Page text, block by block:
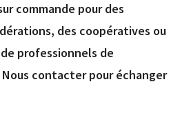
commande pour des
des coopératives ou
professionnels de
contacter pour échanger